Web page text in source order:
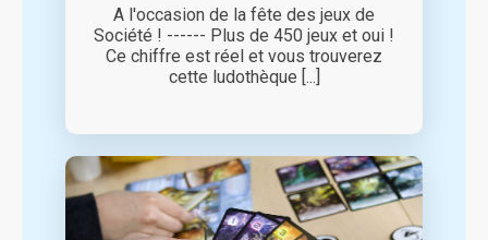
A l'occasion de la fête des jeux de
Société ! ------ Plus de 450 jeux et oui !
Ce chiffre est réel et vous trouverez
cette ludothèque [...]